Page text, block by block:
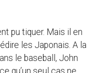
pu tiquer. Mais il en
les Japonais. A la
le baseball, John